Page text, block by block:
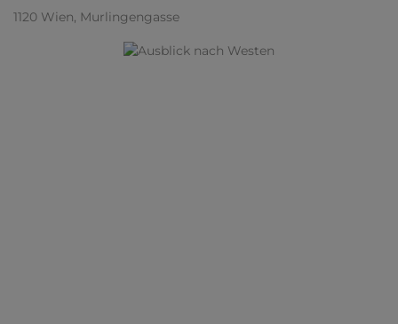
1120 Wien, Murlingengasse